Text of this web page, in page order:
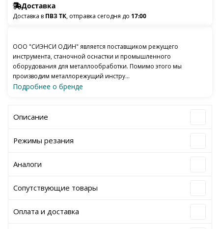
Доставка
Доставка в ПВЗ ТК, отправка сегодня до 17:00
ООО "СИЭНСИ ОДИН" является поставщиком режущего
инструмента, станочной оснастки и промышленного
оборудования для металлообработки. Помимо этого мы
производим металлорежущий инстру...
Подробнее о бренде
Описание
Режимы резания
Аналоги
Сопутствующие товары
Оплата и доставка